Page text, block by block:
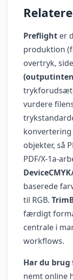
Preflight er
produktion
overtryk,
vurdere
objekter, så
PDF/X-1a-
baserede
til RGB.
færdigt
centrale i
workflows.
Har du
nemt online